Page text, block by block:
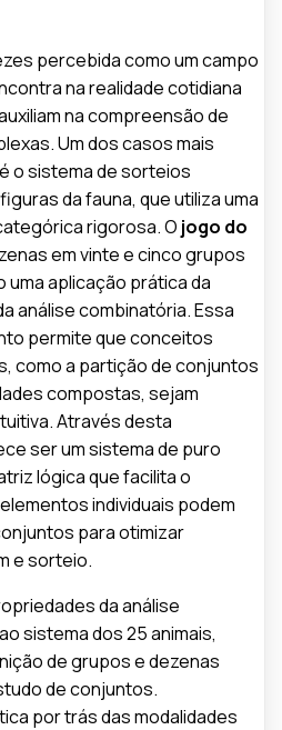
percebida como um campo
na realidade cotidiana
na compreensão de
Um dos casos mais
o sistema de sorteios
da fauna, que utiliza uma
rigorosa. O jogo do
em vinte e cinco grupos
aplicação prática da
análise combinatória. Essa
permite que conceitos
como a partição de conjuntos
compostas, sejam
Através desta
ser um sistema de puro
lógica que facilita o
individuais podem
para otimizar
e sorteio.
da análise
sistema dos 25 animais,
de grupos e dezenas
de conjuntos.
por trás das modalidades